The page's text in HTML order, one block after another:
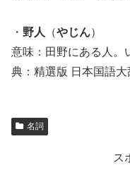
・ 野人 （やじん）
意味：田野にある人。
典：精選版 日本国語大
名詞
ス